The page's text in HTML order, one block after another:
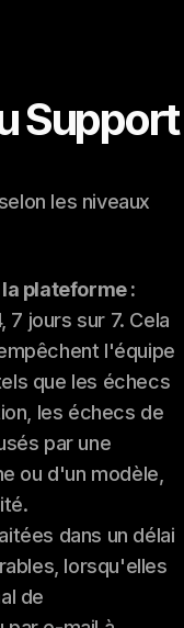
Support
les niveaux
plateforme :
7 jours sur 7. Cela
l'équipe
que les échecs
les échecs de
par une
ou d'un modèle,
dans un délai
lorsqu'elles
de